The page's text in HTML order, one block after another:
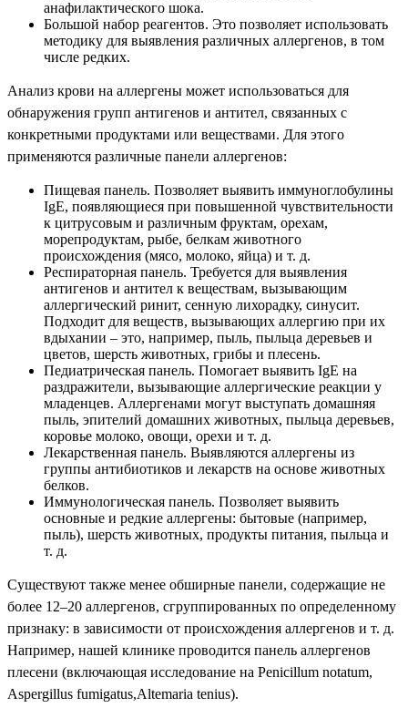
анафилактического шока.
Большой набор реагентов. Это позволяет использовать
методику для выявления различных аллергенов, в том
числе редких.
Анализ крови на аллергены может использоваться для
обнаружения групп антигенов и антител, связанных с
конкретными продуктами или веществами. Для этого
применяются различные панели аллергенов:
Пищевая панель. Позволяет выявить иммуноглобулины
IgE, появляющиеся при повышенной чувствительности
к цитрусовым и различным фруктам, орехам,
морепродуктам, рыбе, белкам животного
происхождения (мясо, молоко, яйца) и т. д.
Респираторная панель. Требуется для выявления
антигенов и антител к веществам, вызывающим
аллергический ринит, сенную лихорадку, синусит.
Подходит для веществ, вызывающих аллергию при их
вдыхании – это, например, пыль, пыльца деревьев и
цветов, шерсть животных, грибы и плесень.
Педиатрическая панель. Помогает выявить IgE на
раздражители, вызывающие аллергические реакции у
младенцев. Аллергенами могут выступать домашняя
пыль, эпителий домашних животных, пыльца деревьев,
коровье молоко, овощи, орехи и т. д.
Лекарственная панель. Выявляются аллергены из
группы антибиотиков и лекарств на основе животных
белков.
Иммунологическая панель. Позволяет выявить
основные и редкие аллергены: бытовые (например,
пыль), шерсть животных, продукты питания, пыльца и
т. д.
Существуют также менее обширные панели, содержащие не
более 12–20 аллергенов, сгруппированных по определенному
признаку: в зависимости от происхождения аллергенов и т. д.
Например, нашей клинике проводится панель аллергенов
плесени (включающая исследование на Penicillum notatum,
Aspergillus fumigatus,Altemaria tenius).